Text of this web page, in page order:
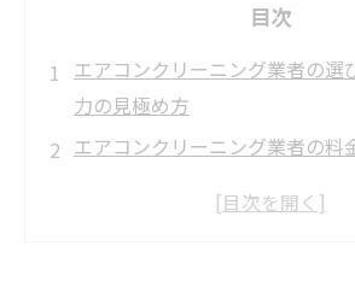
目次
エアコンクリーニング業者の選
力の見極め方
エアコンクリーニング業者の料
エアコンクリーニング業者おす